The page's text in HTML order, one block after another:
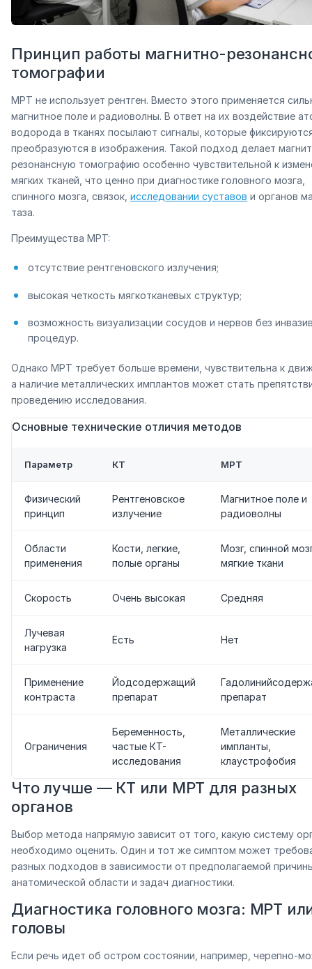
Принцип работы магнитно-
томографии
МРТ не использует рентген. Вместо этого применяется
магнитное поле и радиоволны. В ответ на их воздействие
водорода в тканях посылают сигналы, которые
преобразуются в изображения. Такой подход делает
резонансную томографию особенно чувствительной к
мягких тканей, что ценно при диагностике головного мозга,
спинного мозга, связок, исследовании суставов и органов
таза.
Преимущества МРТ:
отсутствие рентгеновского излучения;
высокая четкость мягкотканевых структур;
возможность визуализации сосудов и нервов без
процедур.
Однако МРТ требует больше времени, чувствительна к
а наличие металлических имплантов может стать
проведению исследования.
Основные технические отличия методов
Параметр КТ МРТ
Физический
принцип
Рентгеновское
излучение
Магнитное поле и
радиоволны
Области
применения
Кости, легкие,
полые органы
Мозг, спинной
мягкие ткани
Скорость Очень высокая Средняя
Лучевая
нагрузка
Есть Нет
Применение
контраста
Йодсодержащий
препарат
препарат
Ограничения
Беременность,
частые КТ-
исследования
Металлические
импланты,
клаустрофобия
Что лучше — КТ или МРТ для разных
органов
Выбор метода напрямую зависит от того, какую систему
необходимо оценить. Один и тот же симптом может
разных подходов в зависимости от предполагаемой
анатомической области и задач диагностики.
Диагностика головного мозга: МРТ
головы
Если речь идет об остром состоянии, например, черепно-